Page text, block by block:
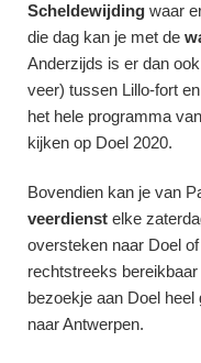
Scheldewijding waar
die dag kan je met de
Anderzijds is er dan
veer) tussen Lillo-fort
het hele programma
kijken op Doel 2020.
Bovendien kan je van
veerdienst elke
oversteken naar Doel
rechtstreeks
bezoekje aan Doel
naarAntwerpen.